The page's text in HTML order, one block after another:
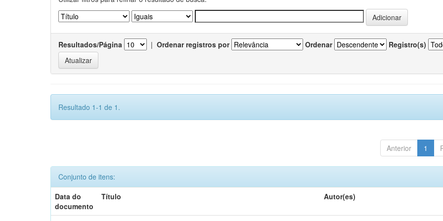
Resultados/Página | Ordenar registros por Ordenar Registro(s)
Resultado 1-1 de 1.
Anterior 1
Conjunto de itens:
Data do
documento
Título Autor(es)